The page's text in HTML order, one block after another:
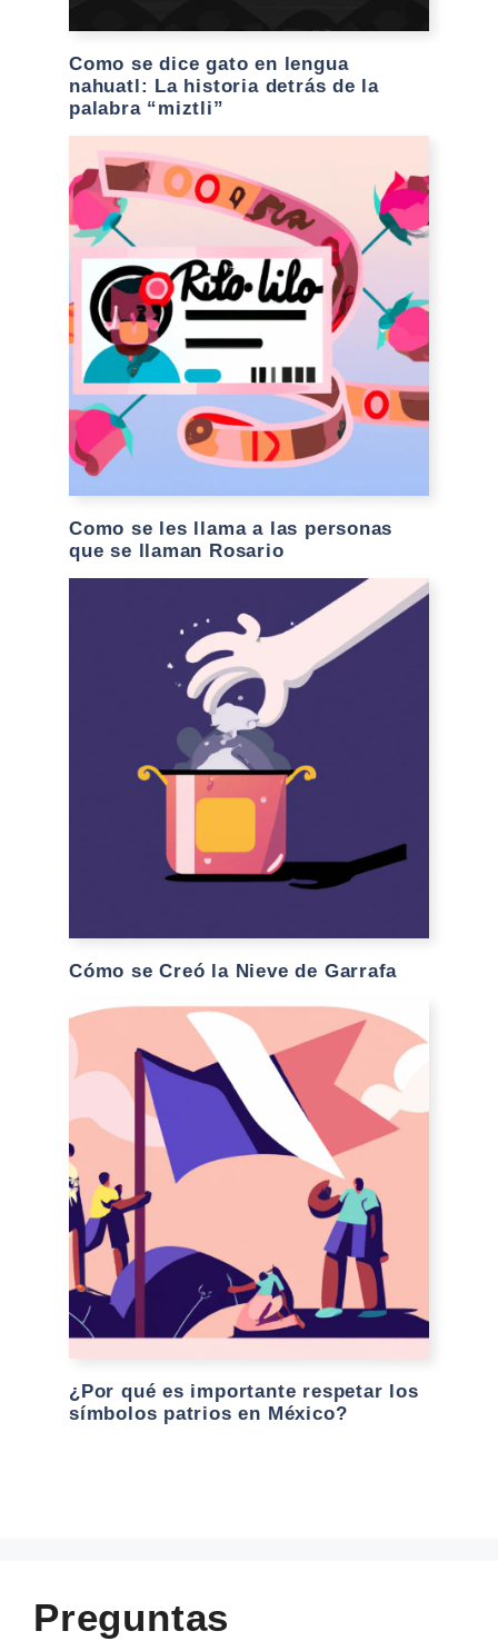
Como se dice gato en lengua
nahuatl: La historia detrás de la
palabra “miztli”
Como se les llama a las personas
que se llaman Rosario
Cómo se Creó la Nieve de Garrafa
¿Por qué es importante respetar los
símbolos patrios en México?
Preguntas